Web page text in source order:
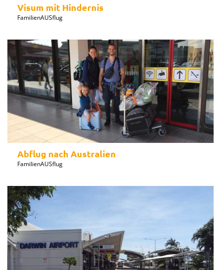
Visum mit Hindernis
FamilienAUSflug
Abflug nach Australien
FamilienAUSflug